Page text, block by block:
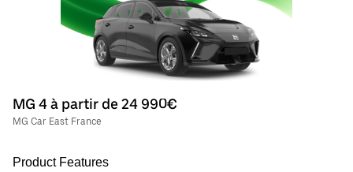
MG 4 à partir de 24 990€
MG Car East France
Product Features